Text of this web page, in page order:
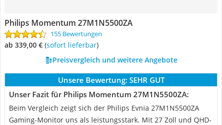
Philips Momentum 27M1N5500ZA
155 Bewertungen
ab 339,00 € ( Sofort lieferbar)
Preisvergleich und weitere Angebote
Unsere Bewertung: SEHR GUT
Unser Fazit für Philips Momentum 27M1N5500ZA:
Beim Vergleich zeigt sich der Philips Evnia 27M1N5500ZA
Gaming-Monitor uns als leistungsstark. Mit 27 Zoll und QHD-